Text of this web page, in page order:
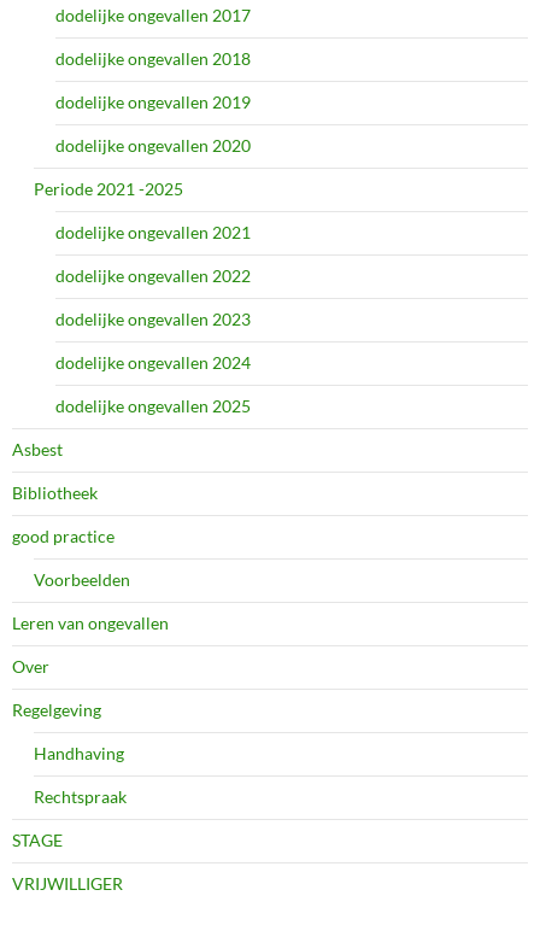
dodelijke ongevallen 2017
dodelijke ongevallen 2018
dodelijke ongevallen 2019
dodelijke ongevallen 2020
Periode 2021 -2025
dodelijke ongevallen 2021
dodelijke ongevallen 2022
dodelijke ongevallen 2023
dodelijke ongevallen 2024
dodelijke ongevallen 2025
Asbest
Bibliotheek
good practice
Voorbeelden
Leren van ongevallen
Over
Regelgeving
Handhaving
Rechtspraak
STAGE
VRIJWILLIGER